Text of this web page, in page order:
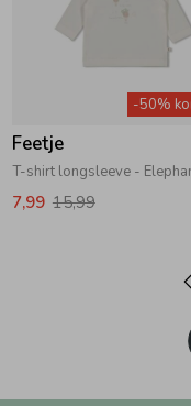
-50%
Feetje
7,99 15,99